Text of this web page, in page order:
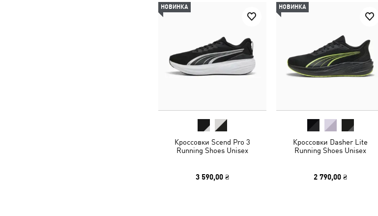
НОВИНКА
Кроссовки Scend Pro 3
Running Shoes Unisex
3 590,00 ₴
НОВИНКА
Кроссовки Dasher Lite
Running Shoes Unisex
2 790,00 ₴